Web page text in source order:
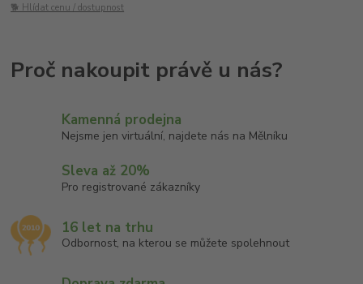
🐕 Hlídat cenu / dostupnost
Kamenná prodejna
Nejsme jen virtuální, najdete nás na Mělníku
Sleva až 20%
Pro registrované zákazníky
16 let na trhu
Odbornost, na kterou se můžete spolehnout